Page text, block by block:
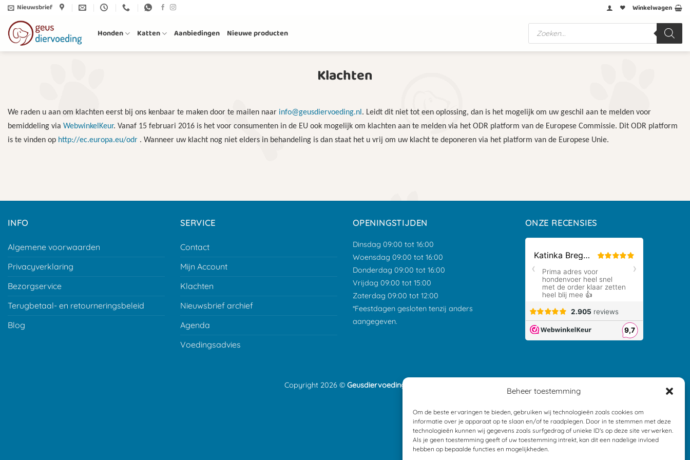
Beheer toestemming
Om de beste ervaringen te bieden, gebruiken wij technologieën zoals cookies om
informatie over je apparaat op te slaan en/of te raadplegen. Door in te stemmen met deze
technologieën kunnen wij gegevens zoals surfgedrag of unieke ID's op deze site verwerken.
Als je geen toestemming geeft of uw toestemming intrekt, kan dit een nadelige invloed
hebben op bepaalde functies en mogelijkheden.
Ga
naar
inhoud
Nieuwsbrief Winkelwagen
Honden Katten Aanbiedingen Nieuwe producten
Producten
zoeken
Klachten
We raden u aan om klachten eerst bij ons kenbaar te maken door te mailen naar info@geusdiervoeding.nl . Leidt dit niet tot een oplossing, dan is het mogelijk om uw geschil aan te melden voor
bemiddeling via WebwinkelKeur. Vanaf 15 februari 2016 is het voor consumenten in de EU ook mogelijk om klachten aan te melden via het ODR platform van de Europese Commissie. Dit ODR platform
is te vinden op http://ec.europa.eu/odr . Wanneer uw klacht nog niet elders in behandeling is dan staat het u vrij om uw klacht te deponeren via het platform van de Europese Unie.
INFO
Algemene voorwaarden
Privacyverklaring
Bezorgservice
Terugbetaal- en retourneringsbeleid
Blog
SERVICE
Contact
Mijn Account
Klachten
Nieuwsbrief archief
Agenda
Voedingsadvies
OPENINGSTIJDEN
Dinsdag 09:00 tot 16:00
Woensdag 09:00 tot 16:00
Donderdag 09:00 tot 16:00
Vrijdag 09:00 tot 15:00
Zaterdag 09:00 tot 12:00
*Feestdagen gesloten tenzij anders
aangegeven.
ONZE RECENSIES
Copyright 2026 © Geusdiervoeding